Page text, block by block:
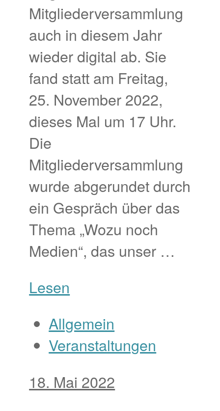
Mitgliederversammlung
auch in diesem Jahr
wieder digital ab. Sie
fand statt am Freitag,
25. November 2022,
dieses Mal um 17 Uhr.
Die
Mitgliederversammlung
wurde abgerundet durch
ein Gespräch über das
Thema „Wozu noch
Medien“, das unser …
Lesen
Allgemein
Veranstaltungen
18. Mai 2022